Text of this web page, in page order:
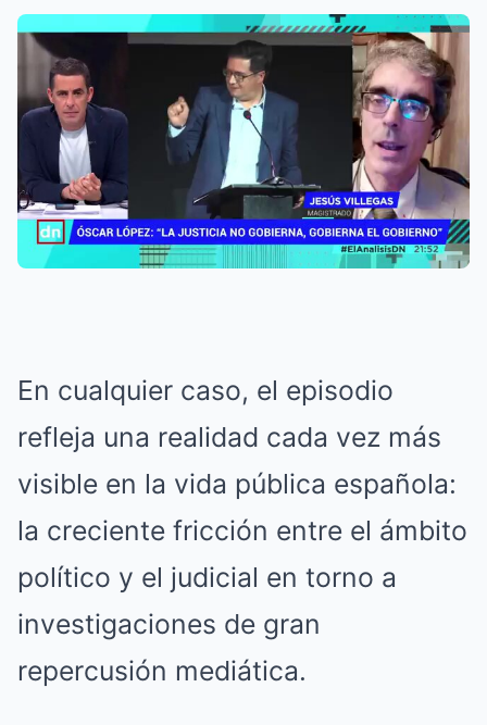
En cualquier caso, el episodio
refleja una realidad cada vez más
visible en la vida pública española:
la creciente fricción entre el ámbito
político y el judicial en torno a
investigaciones de gran
repercusión mediática.